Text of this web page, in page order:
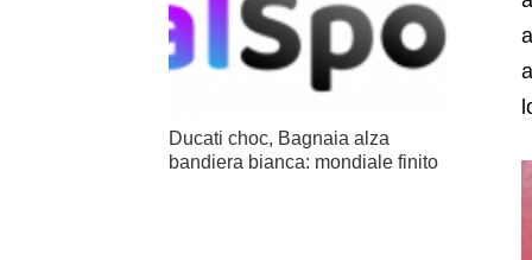
Ducati choc, Bagnaia alza
bandiera bianca: mondiale finito